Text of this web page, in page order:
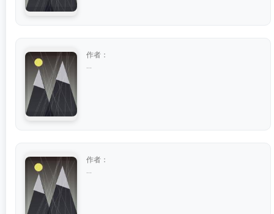
作者：
作者：